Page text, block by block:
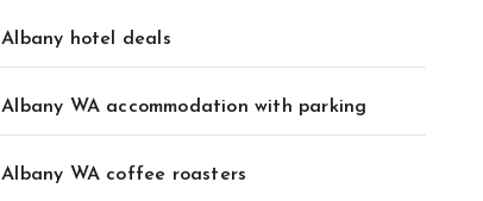
Albany hotel deals
Albany WA accommodation with parking
Albany WA coffee roasters